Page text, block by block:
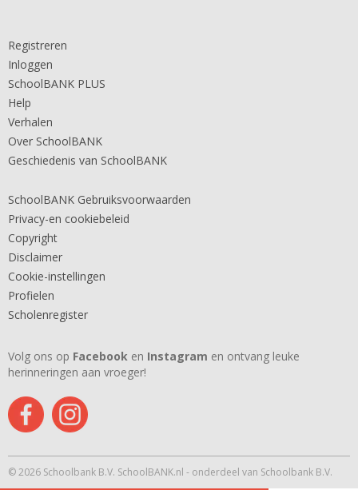
Registreren
Inloggen
SchoolBANK PLUS
Help
Verhalen
Over SchoolBANK
Geschiedenis van SchoolBANK
SchoolBANK Gebruiksvoorwaarden
Privacy-en cookiebeleid
Copyright
Disclaimer
Cookie-instellingen
Profielen
Scholenregister
Volg ons op Facebook en Instagram en ontvang leuke
herinneringen aan vroeger!
© 2026 Schoolbank B.V. SchoolBANK.nl - onderdeel van Schoolbank B.V.